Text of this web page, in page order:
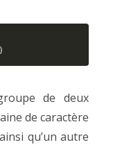
)
de deux
de caractère
qu’un autre